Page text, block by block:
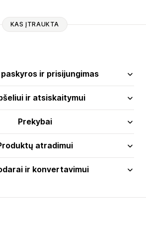
KAS ĮTRAUKTA
ir prisijungimas
ir atsiskaitymui
Prekybai
atradimui
ir konvertavimui